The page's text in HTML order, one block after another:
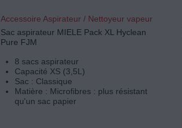
Accessoire Aspirateur / Nettoyeur vapeur
Sac aspirateur MIELE Pack XL Hyclean
Pure FJM
8 sacs aspirateur
Capacité XS (3,5L)
Sac : Classique
Matière : Microfibres : plus résistant
qu'un sac papier